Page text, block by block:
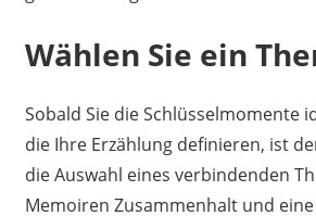
Wählen Sie ein
Sobald Sie die Schlüsselmomente
die Ihre Erzählung definieren, ist
die Auswahl eines verbindenden
Memoiren Zusammenhalt und